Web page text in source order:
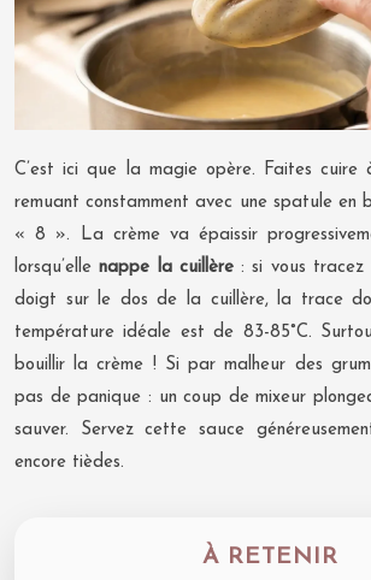
C’est ici que la magie opère. Faites
remuant constamment avec une spatule en
« 8 ». La crème va épaissir
lorsqu’ellenappe la cuillère: si vous tracez
doigt sur le dos de la cuillère, la trace
température idéale est de 83-85°C.
bouillir la crème ! Si par malheur des
pas de panique : un coup de mixeur
sauver. Servez cette sauce
encore tièdes.
À RETENIR